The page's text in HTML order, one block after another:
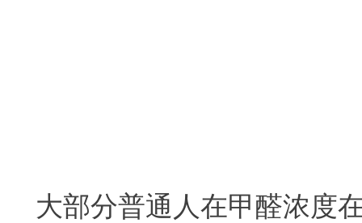
大部分普通人在甲醛浓度